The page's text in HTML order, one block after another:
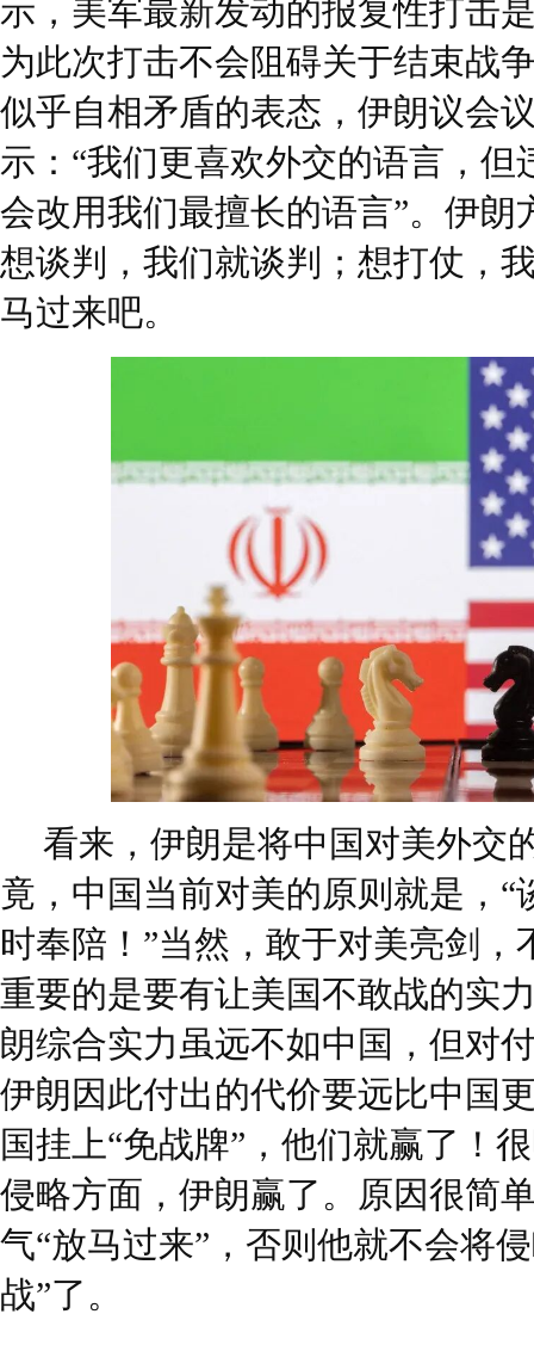
示，美军最新发动的报复性打击
为此次打击不会阻碍关于结束战
似乎自相矛盾的表态，伊朗议会
示：“我们更喜欢外交的语言，但
会改用我们最擅长的语言”。伊朗
想谈判，我们就谈判；想打仗，
马过来吧。
看来，伊朗是将中国对美外交
竟，中国当前对美的原则就是，
时奉陪！”当然，敢于对美亮剑
重要的是要有让美国不敢战的实
朗综合实力虽远不如中国，但对
伊朗因此付出的代价要远比中国
国挂上“免战牌”，他们就赢了！
侵略方面，伊朗赢了。原因很简
气“放马过来”，否则他就不会将
战”了。